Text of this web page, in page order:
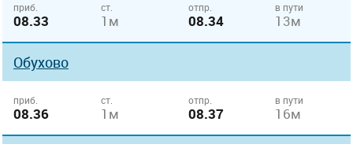
приб.
08.33
ст.
1м
отпр.
08.34
в пути
13м
Обухово
приб.
08.36
ст.
1м
отпр.
08.37
в пути
16м